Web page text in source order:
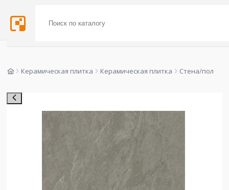
Керамическая плитка Керамическая плитка Стена/пол